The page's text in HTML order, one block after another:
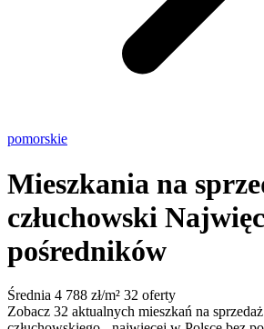
pomorskie
Mieszkania na
człuchowski
pośredników
Średnia 4 788 zł/m² 32 oferty
Zobacz 32 aktualnych mieszkań na